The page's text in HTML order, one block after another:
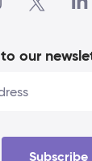
our
Subscribe